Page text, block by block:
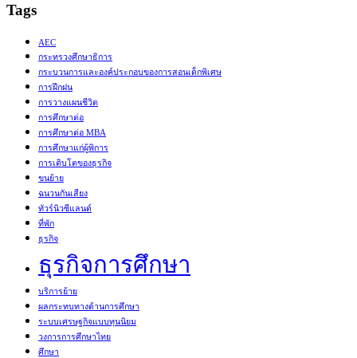
Tags
AEC
กระทรวงศึกษาธิการ
กระบวนการและองค์ประกอบของการสอนเด็กพิเศษ
การฝึกฝน
การวางแผนชีวิต
การศึกษาต่อ
การศึกษาต่อ MBA
การศึกษาแก่ผู้พิการ
การเติบโตของธุรกิจ
ขนย้าย
ฉนวนกันเสียง
ทัวร์นิวซีแลนด์
ที่พัก
ธุรกิจ
ธุรกิจการศึกษา
บริการย้าย
ผลกระทบทางด้านการศึกษา
ระบบเศรษฐกิจแบบทุนนิยม
วงการการศึกษาไทย
ศึกษา